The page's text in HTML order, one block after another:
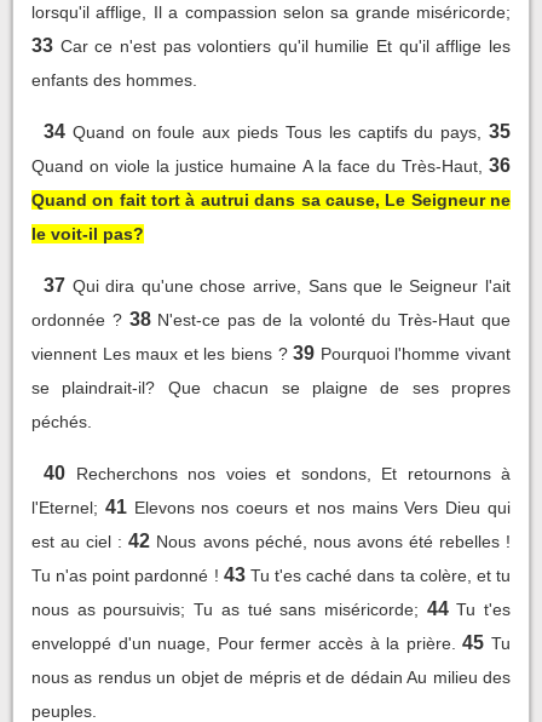
lorsqu'il afflige, Il a compassion selon sa grande miséricorde;
33 Car ce n'est pas volontiers qu'il humilie Et qu'il afflige les
enfants des hommes.
34 Quand on foule aux pieds Tous les captifs du pays, 35
Quand on viole la justice humaine A la face du Très-Haut, 36
Quand on fait tort à autrui dans sa cause, Le Seigneur ne
le voit-il pas?
37 Qui dira qu'une chose arrive, Sans que le Seigneur l'ait
ordonnée ? 38 N'est-ce pas de la volonté du Très-Haut que
viennent Les maux et les biens ? 39 Pourquoi l'homme vivant
se plaindrait-il? Que chacun se plaigne de ses propres
péchés.
40
Recherchons nos voies et sondons, Et retournons à
l'Eternel; 41 Elevons nos coeurs et nos mains Vers Dieu qui
est au ciel : 42 Nous avons péché, nous avons été rebelles !
Tu n'as point pardonné ! 43 Tu t'es caché dans ta colère, et tu
nous as poursuivis; Tu as tué sans miséricorde; 44 Tu t'es
enveloppé d'un nuage, Pour fermer accès à la prière. 45 Tu
nous as rendus un objet de mépris et de dédain Au milieu des
peuples.